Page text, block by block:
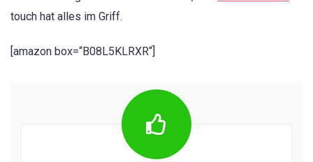
touch hat alles im Griff.
[amazon box=“B08L5KLRXR“]